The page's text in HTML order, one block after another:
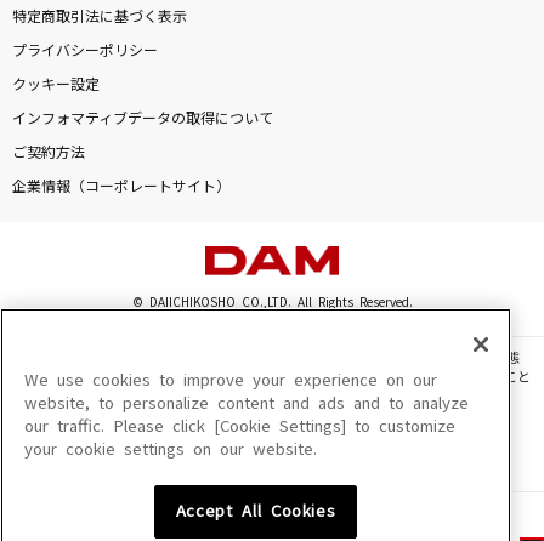
特定商取引法に基づく表示
プライバシーポリシー
クッキー設定
インフォマティブデータの取得について
ご契約方法
企業情報（コーポレートサイト）
© DAIICHIKOSHO CO.,LTD. All Rights Reserved.
このサイトに掲載されている一切の文章・画像・写真・動画・音声等を、手段や形態
を問わず、著作権法の定める範囲を超えて無断で複製、転載、ファイル化などすること
を禁じます。
楽曲及びコンテンツは、機種によりご利用いただけない場合があります。
楽曲及びコンテンツの配信日、配信内容が変更になる場合があります。
We use cookies to improve your experience on our
website, to personalize content and ads and to analyze
our traffic. Please click [Cookie Settings] to customize
your cookie settings on our website.
Accept All Cookies